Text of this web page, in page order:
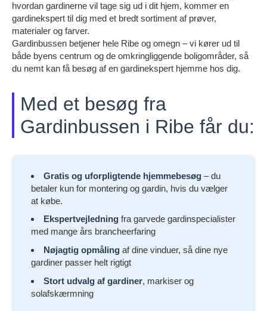
hvordan gardinerne vil tage sig ud i dit hjem, kommer en
gardinekspert til dig med et bredt sortiment af prøver,
materialer og farver.
Gardinbussen betjener hele Ribe og omegn – vi kører ud til
både byens centrum og de omkringliggende boligområder, så
du nemt kan få besøg af en gardinekspert hjemme hos dig.
Med et besøg fra
Gardinbussen i Ribe får du:
Gratis og uforpligtende hjemmebesøg – du
betaler kun for montering og gardin, hvis du vælger
at købe.
Ekspertvejledning fra garvede gardinspecialister
med mange års brancheerfaring
Nøjagtig opmåling af dine vinduer, så dine nye
gardiner passer helt rigtigt
Stort udvalg af gardiner, markiser og
solafskærmning